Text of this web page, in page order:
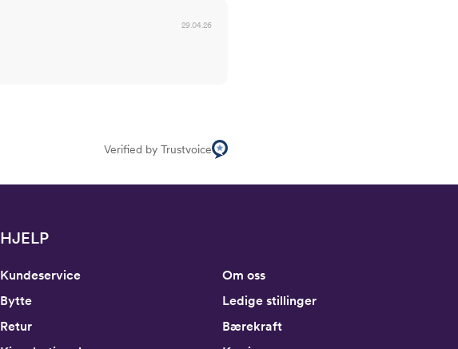
29.04.26
Verified by Trustvoice
HJELP
Kundeservice
Bytte
Retur
Om oss
Ledige stillinger
Bærekraft